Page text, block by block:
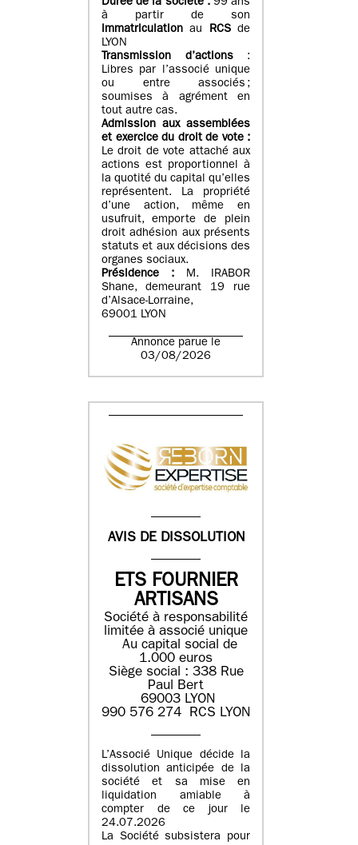
Durée de la société :99 ans
à partir de son
immatriculation au RCSde
LYON
Transmission d’actions:
Libres par l’associé unique
ou entre associés ;
soumises à agrément en
tout autre cas.
Admission aux assemblées
et exercice du droit de vote :
Le droit de vote attaché aux
actions est proportionnel à
la quotité du capital qu’elles
représentent. La propriété
d’une action, même en
usufruit, emporte de plein
droit adhésion aux présents
statuts et aux décisions des
organes sociaux.
Présidence : M. IRABOR
Shane, demeurant 19 rue
d’Alsace-Lorraine,
69001 LYON
Annonce parue le
03/08/2026
AVIS DE DISSOLUTION
ETS FOURNIER
ARTISANS
Société à responsabilité
limitée à associé unique
Au capital social de
1.000 euros
Siège social : 338 Rue
Paul Bert
69003 LYON
990 576 274 RCS LYON
L’Associé Unique décide la
dissolution anticipée de la
société et sa mise en
liquidation amiable à
compter de ce jour le
24.07.2026
La Société subsistera pour